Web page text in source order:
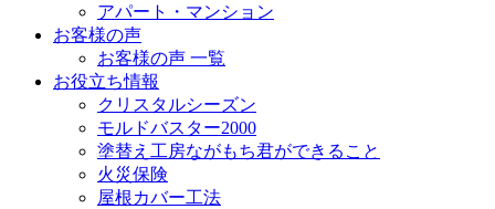
アパート・マンション
お客様の声
お客様の声 一覧
お役立ち情報
クリスタルシーズン
モルドバスター2000
塗替え工房ながもち君ができること
火災保険
屋根カバー工法